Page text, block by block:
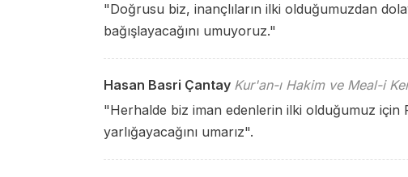
"Doğrusu biz, inançlıların ilki olduğumuzdan
bağışlayacağını umuyoruz."
Hasan Basri Çantay Kur'an-ı Hakim ve Meal-i
"Herhalde biz iman edenlerin ilki olduğumuz için
yarlığayacağını umarız".